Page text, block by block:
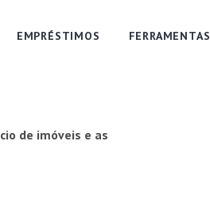
EMPRÉSTIMOS FERRAMENTAS
de imóveis e as